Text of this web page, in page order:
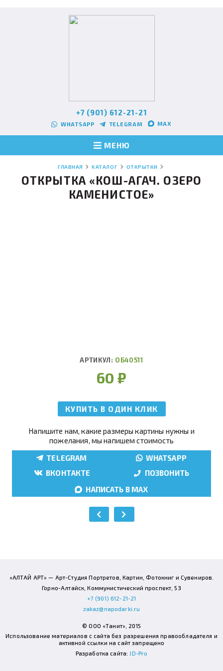
+7 (901) 612-21-21
WHATSAPP TELEGRAM MAX
МЕНЮ
ГЛАВНАЯ КАТАЛОГ ОТКРЫТКИ
ОТКРЫТКА «КОШ-АГАЧ. ОЗЕРО
КАМЕНИСТОЕ»
АРТИКУЛ: ОБ40511
60 ₽
КУПИТЬ В ОДИН КЛИК
Напишите нам, какие размеры картины нужны и
пожелания, мы напишем стоимость
TELEGRAM
WHATSAPP
ВКОНТАКТЕ
ПОЗВОНИТЬ
НАПИСАТЬ В MAX
«АЛТАЙ АРТ» — Арт-Студия Портретов, Картин, Фотокниг и Сувениров.
Горно-Алтайск, Коммунистический проспект, 53
+7 (901) 612-21-21
zakaz@napodarki.ru
© ООО «Танит», 2015
Использование материалов с сайта без разрешения правообладателя и
активной ссылки на сайт запрещено
Разработка сайта: JD-Pro